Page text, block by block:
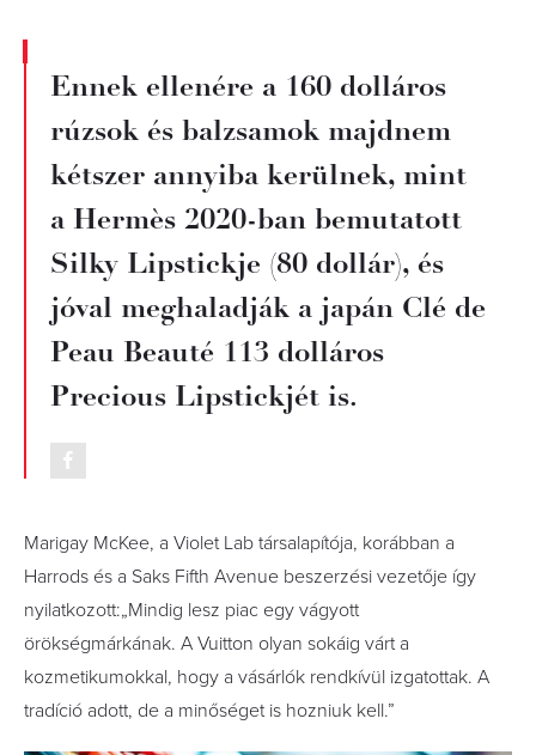
Ennek ellenére a 160 dolláros
rúzsok és balzsamok majdnem
kétszer annyiba kerülnek, mint
a Hermès 2020-ban bemutatott
Silky Lipstickje (80 dollár), és
jóval meghaladják a japán Clé de
Peau Beauté 113 dolláros
Precious Lipstickjét is.
Marigay McKee, a Violet Lab társalapítója, korábban a
Harrods és a Saks Fifth Avenue beszerzési vezetője így
nyilatkozott:„Mindig lesz piac egy vágyott
örökségmárkának. A Vuitton olyan sokáig várt a
kozmetikumokkal, hogy a vásárlók rendkívül izgatottak. A
tradíció adott, de a minőséget is hozniuk kell.”